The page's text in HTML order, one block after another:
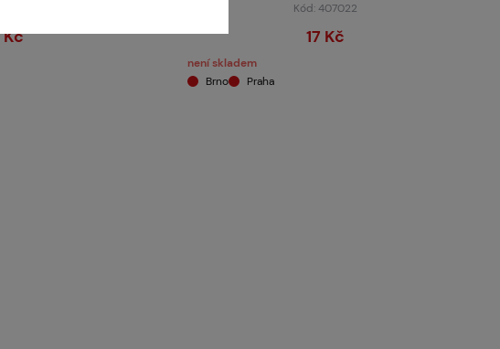
Kč
Kód: 407022
17 Kč
není skladem
Brno
Praha